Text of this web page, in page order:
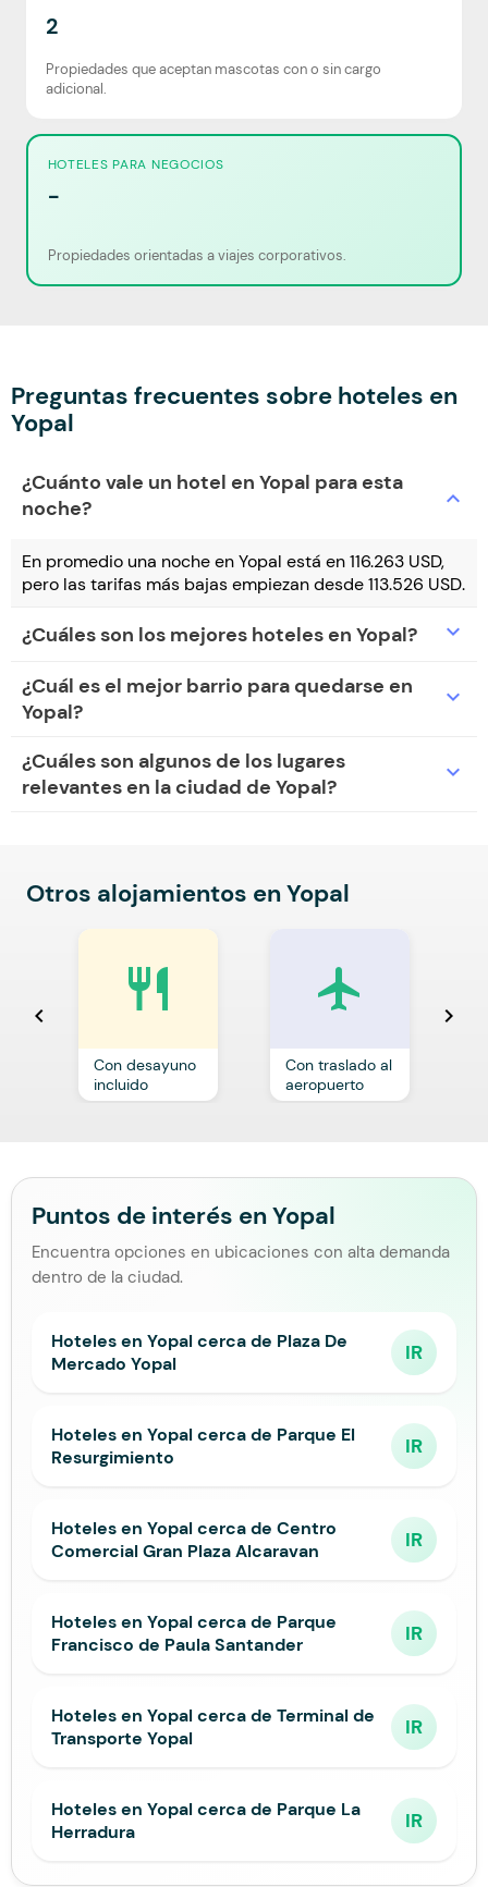
2
Propiedades que aceptan mascotas con o sin cargo
adicional.
HOTELES PARA NEGOCIOS
-
Propiedades orientadas a viajes corporativos.
Preguntas frecuentes sobre hoteles en
Yopal
¿Cuánto vale un hotel en Yopal para esta
noche?
expand_more
En promedio una noche en Yopal está en 116.263 USD,
pero las tarifas más bajas empiezan desde 113.526 USD.
¿Cuáles son los mejores hoteles en Yopal? expand_more
¿Cuál es el mejor barrio para quedarse en
Yopal?
expand_more
¿Cuáles son algunos de los lugares
relevantes en la ciudad de Yopal?
expand_more
Otros alojamientos en Yopal
chevron_left
restaurant
Con desayuno
incluido
local_airport
Con traslado al
aeropuerto
chevron_right
Puntos de interés en Yopal
Encuentra opciones en ubicaciones con alta demanda
dentro de la ciudad.
Hoteles en Yopal cerca de Plaza De
Mercado Yopal
IR
Hoteles en Yopal cerca de Parque El
Resurgimiento
IR
Hoteles en Yopal cerca de Centro
Comercial Gran Plaza Alcaravan
IR
Hoteles en Yopal cerca de Parque
Francisco de Paula Santander
IR
Hoteles en Yopal cerca de Terminal de
Transporte Yopal
IR
Hoteles en Yopal cerca de Parque La
Herradura
IR